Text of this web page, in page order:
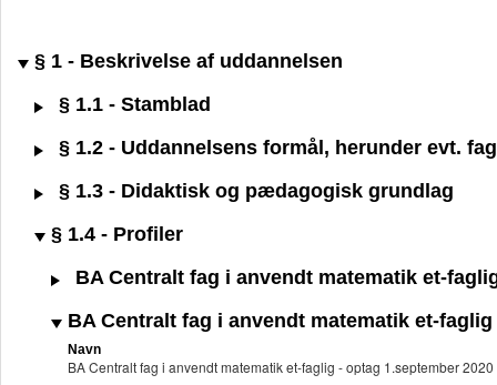
§ 1 - Beskrivelse af uddannelsen
§ 1.1 - Stamblad
§ 1.2 - Uddannelsens formål, herunder evt.
§ 1.3 - Didaktisk og pædagogisk grundlag
§ 1.4 - Profiler
BA Centralt fag i anvendt matematik et-
BA Centralt fag i anvendt matematik et-
Navn
BA Centralt fag i anvendt matematik et-faglig - optag 1.september 2020